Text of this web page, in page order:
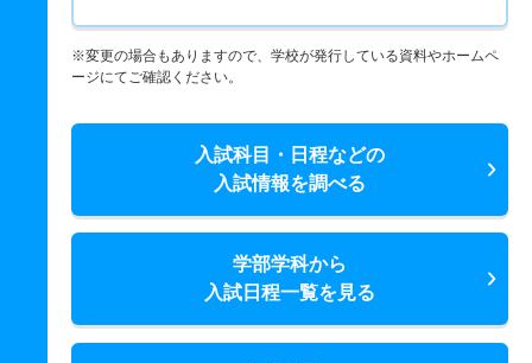
※変更の場合もありますので、学校が発行している資料やホームペ
ージにてご確認ください。
入試科目・日程などの
入試情報を調べる
学部学科から
入試日程一覧を見る